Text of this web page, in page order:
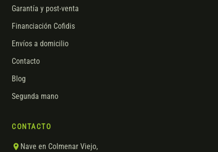
Garantía y post-venta
Financiación Cofidis
Envíos a domicilio
Contacto
Blog
Segunda mano
CONTACTO
Nave en Colmenar Viejo,